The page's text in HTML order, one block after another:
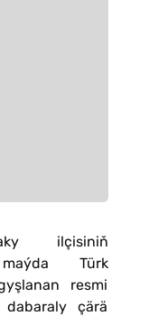
ilçisiniň
Türk
resmi
çärä